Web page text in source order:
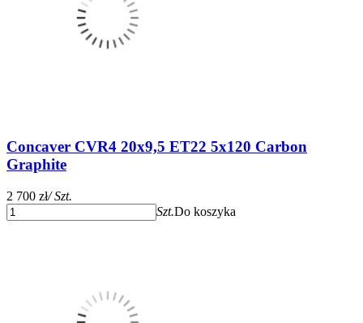
Concaver CVR4 20x9,5 ET22 5x120 Carbon
Graphite
2 700 zł/ Szt.
Szt.Do koszyka